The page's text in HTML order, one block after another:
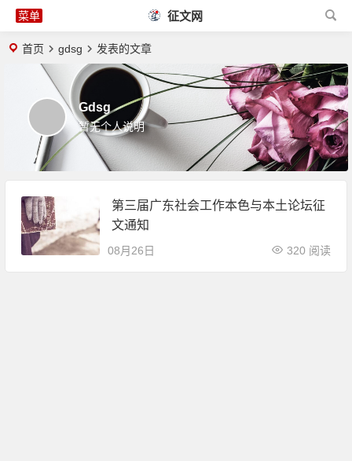
征文网
首页 gdsg 发表的文章
Gdsg
暂无个人说明
第三届广东社会工作本色与本土论坛征
文通知
08月26日 320 阅读